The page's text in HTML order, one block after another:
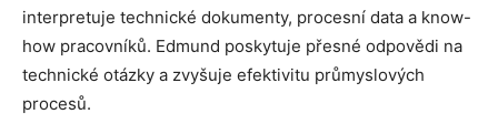
interpretuje technické dokumenty, procesní data a know-
how pracovníků. Edmund poskytuje přesné odpovědi na
technické otázky a zvyšuje efektivitu průmyslových
procesů.